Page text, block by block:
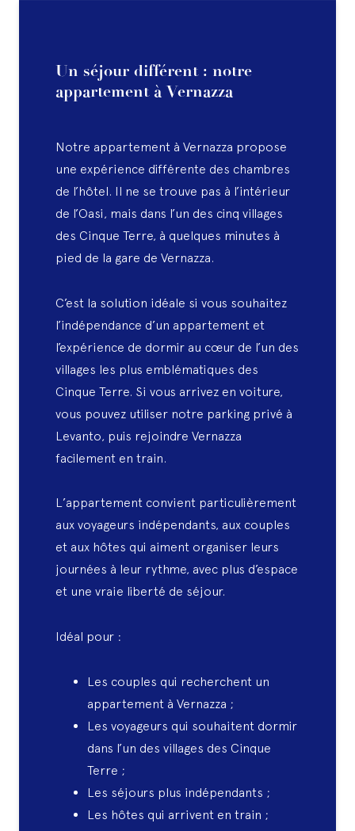
Un séjour différent : notre
appartement à Vernazza
Notre appartement à Vernazza propose
une expérience différente des chambres
de l’hôtel. Il ne se trouve pas à l’intérieur
de l’Oasi, mais dans l’un des cinq villages
des Cinque Terre, à quelques minutes à
pied de la gare de Vernazza.
C’est la solution idéale si vous souhaitez
l’indépendance d’un appartement et
l’expérience de dormir au cœur de l’un des
villages les plus emblématiques des
Cinque Terre. Si vous arrivez en voiture,
vous pouvez utiliser notre parking privé à
Levanto, puis rejoindre Vernazza
facilement en train.
L’appartement convient particulièrement
aux voyageurs indépendants, aux couples
et aux hôtes qui aiment organiser leurs
journées à leur rythme, avec plus d’espace
et une vraie liberté de séjour.
Idéal pour :
Les couples qui recherchent un
appartement à Vernazza ;
Les voyageurs qui souhaitent dormir
dans l’un des villages des Cinque
Terre ;
Les séjours plus indépendants ;
Les hôtes qui arrivent en train ;